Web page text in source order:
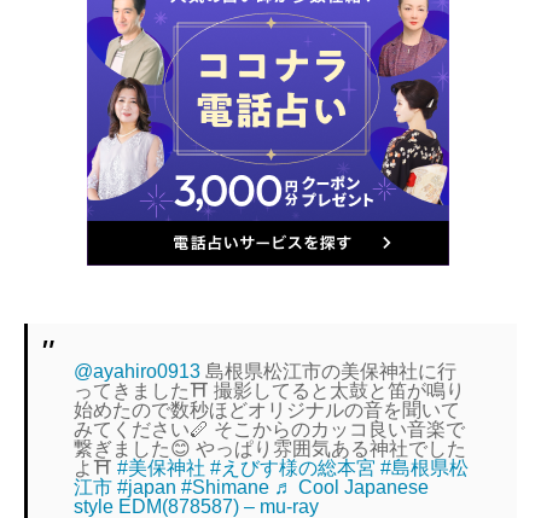
@ayahiro0913 島根県松江市の美保神社に行
ってきました⛩ 撮影してると太鼓と笛が鳴り
始めたので数秒ほどオリジナルの音を聞いて
みてください🪈 そこからのカッコ良い音楽で
繋ぎました😊 やっぱり雰囲気ある神社でした
よ⛩#美保神社 #えびす様の総本宮 #島根県松
江市 #japan #Shimane ♬ Cool Japanese
style EDM(878587) – mu-ray